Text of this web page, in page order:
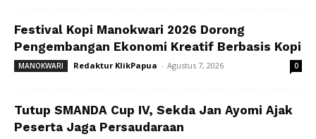
Festival Kopi Manokwari 2026 Dorong
Pengembangan Ekonomi Kreatif Berbasis Kopi
MANOKWARI Redaktur KlikPapua - Agustus 7, 2026 0
Tutup SMANDA Cup IV, Sekda Jan Ayomi Ajak
Peserta Jaga Persaudaraan